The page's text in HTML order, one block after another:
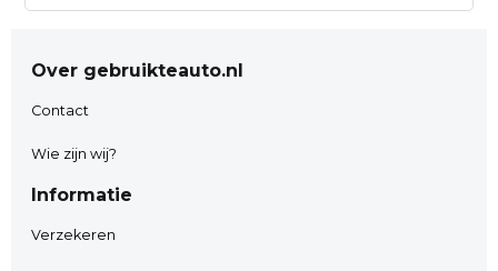
Over gebruikteauto.nl
Contact
Wie zijn wij?
Informatie
Verzekeren